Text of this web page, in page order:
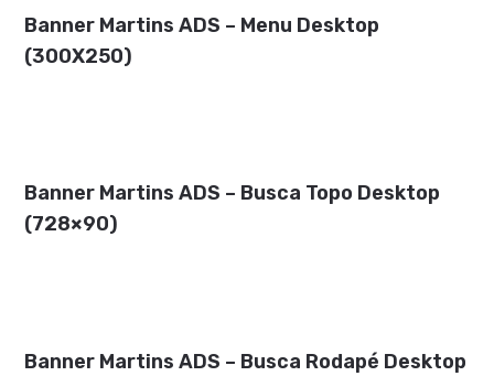
Banner Martins ADS – Menu Desktop
(300X250)
Banner Martins ADS – Busca Topo Desktop
(728×90)
Banner Martins ADS – Busca Rodapé Desktop